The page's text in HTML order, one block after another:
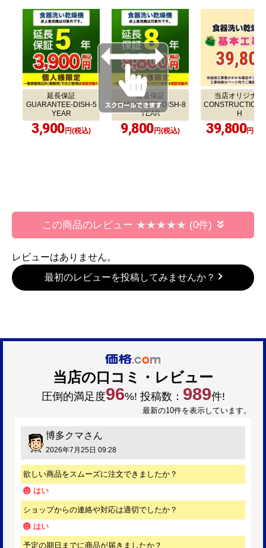
延長保証
GUARANTEE-DISH-5
YEAR
3,900円(税込)
延長保証
GUARANTEE-DISH-8
YEAR
9,800円(税込)
当店オリジナル
CONSTRUCTION-
H
39,800円(税
この商品のレビュー (0件)
レビューはありません。
最初のレビューを投稿してみませんか？
当店の口コミ・レビュー
圧倒的満足度96%! 投稿数： 989件!
最新の10件を表示しています。
博多クマさん
2026年7月25日 09:28
欲しい商品をスムーズに注文できましたか？
はい
ショップからの連絡や対応は適切でしたか？
はい
予定の期日までに商品が届きましたか？